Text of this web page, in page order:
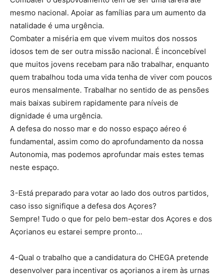
mesmo nacional. Apoiar as famílias para um aumento da
natalidade é uma urgência.
Combater a miséria em que vivem muitos dos nossos
idosos tem de ser outra missão nacional. É inconcebível
que muitos jovens recebam para não trabalhar, enquanto
quem trabalhou toda uma vida tenha de viver com poucos
euros mensalmente. Trabalhar no sentido de as pensões
mais baixas subirem rapidamente para níveis de
dignidade é uma urgência.
A defesa do nosso mar e do nosso espaço aéreo é
fundamental, assim como do aprofundamento da nossa
Autonomia, mas podemos aprofundar mais estes temas
neste espaço.
3-Está preparado para votar ao lado dos outros partidos,
caso isso signifique a defesa dos Açores?
Sempre! Tudo o que for pelo bem-estar dos Açores e dos
Açorianos eu estarei sempre pronto…
4-Qual o trabalho que a candidatura do CHEGA pretende
desenvolver para incentivar os açorianos a irem às urnas